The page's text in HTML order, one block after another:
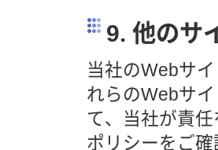
9. 他のサ
当社のWebサ
れらのWebサ
て、当社が責
ポリシーをご確